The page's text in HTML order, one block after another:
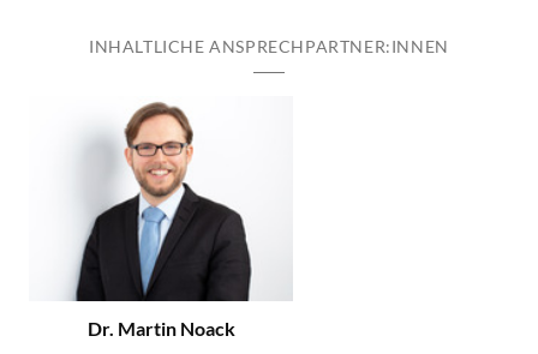
INHALTLICHE ANSPRECHPARTNER:INNEN
Dr. Martin Noack